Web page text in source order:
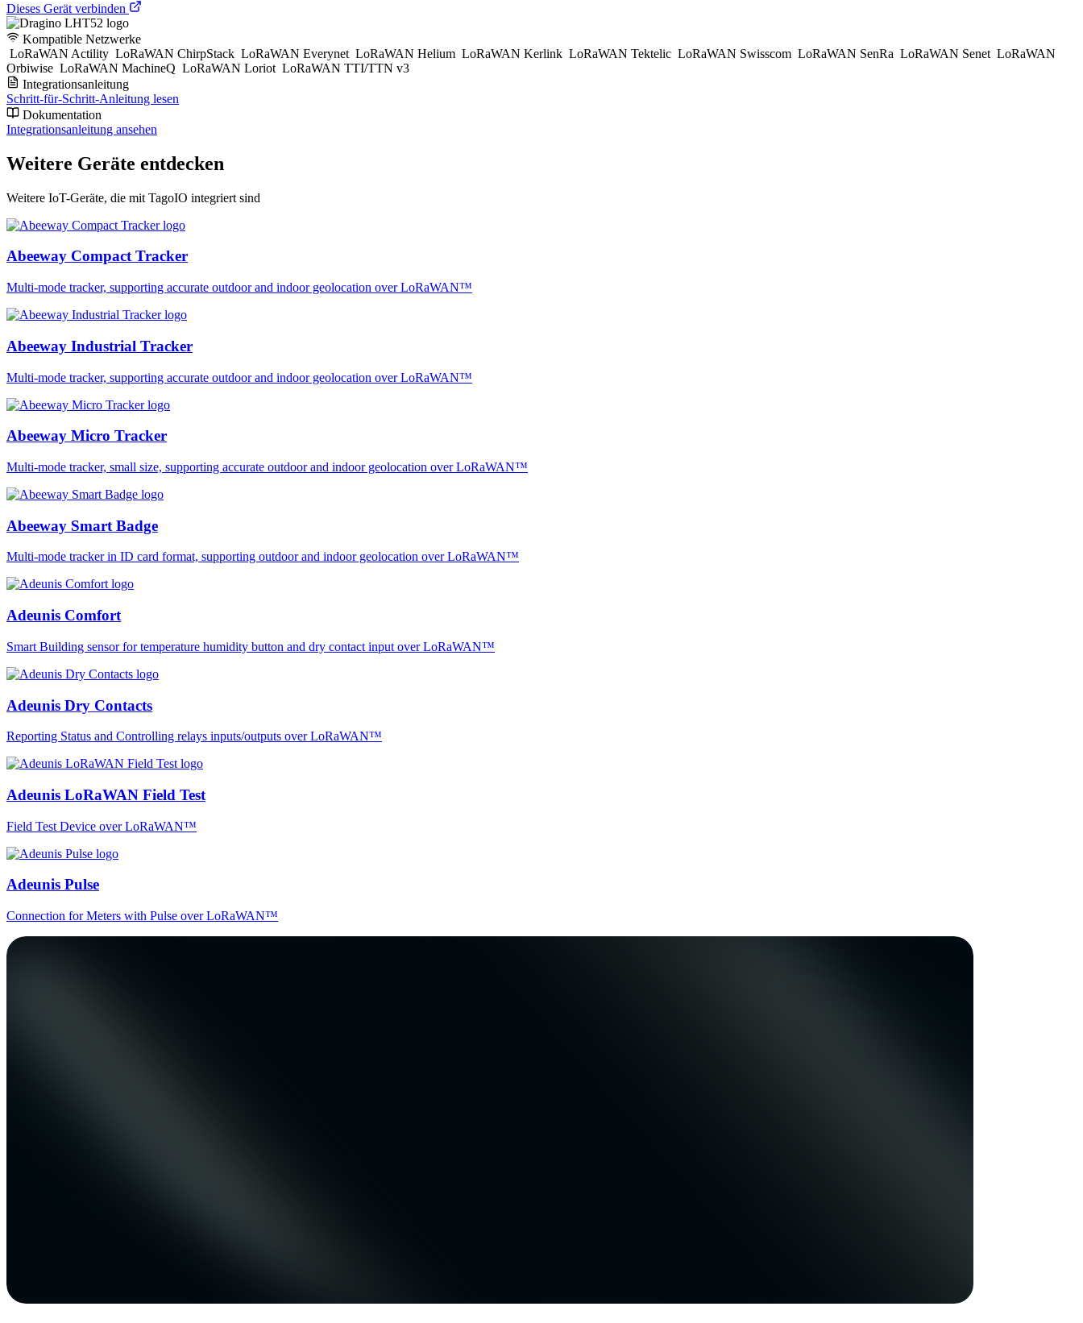
Dieses Gerät verbinden
Kompatible Netzwerke
LoRaWAN Actility LoRaWAN ChirpStack LoRaWAN Everynet LoRaWAN Helium LoRaWAN Kerlink LoRaWAN Tektelic LoRaWAN Swisscom LoRaWAN SenRa LoRaWAN Senet LoRaWAN
Orbiwise LoRaWAN MachineQ LoRaWAN Loriot LoRaWAN TTI/TTN v3
Integrationsanleitung
Schritt-für-Schritt-Anleitung lesen
Dokumentation
Integrationsanleitung ansehen
Weitere Geräte entdecken
Weitere IoT-Geräte, die mit TagoIO integriert sind
Abeeway Compact Tracker
Multi-mode tracker, supporting accurate outdoor and indoor geolocation over LoRaWAN™
Abeeway Industrial Tracker
Multi-mode tracker, supporting accurate outdoor and indoor geolocation over LoRaWAN™
Abeeway Micro Tracker
Multi-mode tracker, small size, supporting accurate outdoor and indoor geolocation over LoRaWAN™
Abeeway Smart Badge
Multi-mode tracker in ID card format, supporting outdoor and indoor geolocation over LoRaWAN™
Adeunis Comfort
Smart Building sensor for temperature humidity button and dry contact input over LoRaWAN™
Adeunis Dry Contacts
Reporting Status and Controlling relays inputs/outputs over LoRaWAN™
Adeunis LoRaWAN Field Test
Field Test Device over LoRaWAN™
Adeunis Pulse
Connection for Meters with Pulse over LoRaWAN™